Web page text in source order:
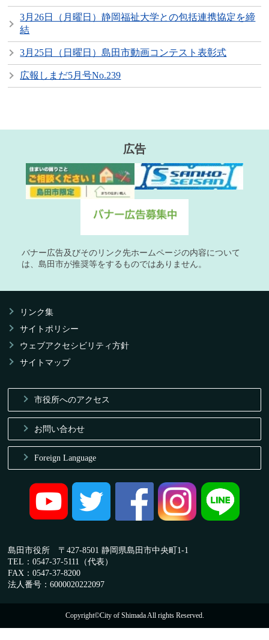
3月26日（月曜日）静岡福祉大学との包括連携協定を締
結
3月25日（日曜日）島田市動画コンテスト表彰式
広報しまだ5月号No.239
広告
バナー広告及びそのリンク先ホームページの内容について
は、島田市が推奨等をするものではありません。
リンク集
サイトポリシー
ウェブアクセシビリティ方針
サイトマップ
市役所へのアクセス
お問い合わせ
Foreign Language
島田市役所 〒427-8501 静岡県島田市中央町1-1
TEL：0547-37-5111（代表）
FAX：0547-37-8200
法人番号：6000020222097
Copyright©City of Shimada All rights Reserved.